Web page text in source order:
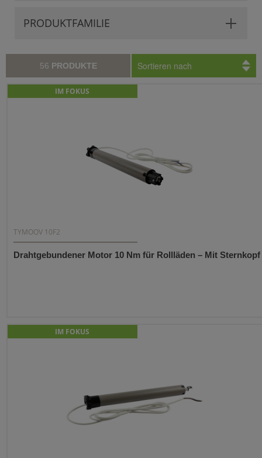
PRODUKTFAMILIE
56 PRODUKTE Sortieren nach
IM FOKUS
TYMOOV 10F2
Drahtgebundener Motor 10 Nm für Rollläden – Mit Sternkopf
IM FOKUS